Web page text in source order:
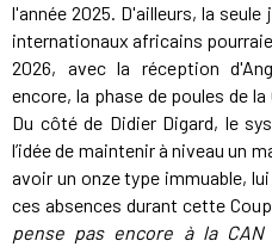
l'année 2025. D'ailleurs, la
internationaux africains
2026, avec la réception
encore, la phase de poules de
Du côté de Didier Digard, le
l’idée de maintenir à niveau un
avoir un onze type immuable,
ces absences durant cette
pense pas encore à la CAN